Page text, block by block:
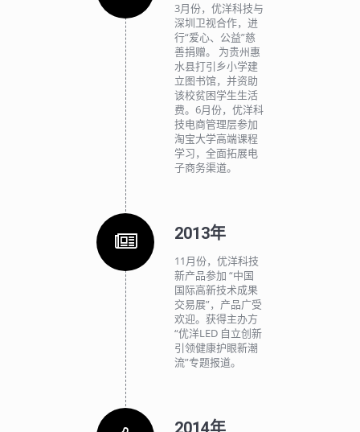
3月份，优洋科技与
深圳卫视合作，进
行“爱心、公益”慈
善捐赠。 为贵州惠
水县打引乡小学建
立图书馆，并资助
该校贫困学生生活
费。6月份，优洋科
技电商管理层参加
淘宝大学高端课程
学习，全面拓展电
子商务渠道。
2013年
11月份，优洋科技
新产品参加 “中国
国际高新技术成果
交易展”，产品广受
欢迎。获得主办方
“优洋LED 自立创新
引领健康护眼新潮
流”专题报道。
2014年